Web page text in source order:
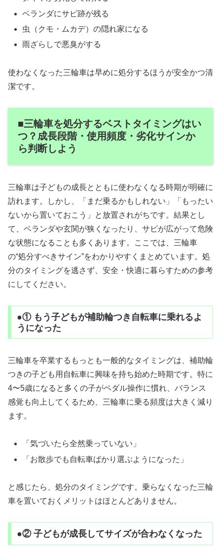
ベランダにサビ跡が残る
虫（クモ・ムカデ）の隠れ家になる
雨ざらしで悪臭がする
使わなくなった三輪車は早めに処分するほうが安全かつ清
潔です。
■三輪車を処分するベストタイミングはい
つ？成長段階・使用頻度・劣化サインか
ら判断しよう
三輪車は子どもの成長とともに使わなくなる時期が明確に
訪れます。しかし、「まだ乗るかもしれない」「もったい
ないから置いておこう」と放置されがちです。結果とし
て、ベランダや玄関が狭くなったり、サビが広がって危険
な状態になることも多くあります。ここでは、三輪車
の“処分すべきサイン”をわかりやすくまとめています。処
分のタイミングを逃さず、安全・快適に暮らすための参考
にしてください。
●① もう子どもが補助輪つき自転車に乗れるよ
うになった
三輪車を卒業するもっとも一般的なタイミングは、補助輪
つきの子ども用自転車に興味を持ち始めた時期です。特に
4〜5歳になると多くの子がペダル操作に慣れ、バランス
感覚も向上してくるため、三輪車に乗る頻度は大きく減り
ます。
「気づいたら全然乗っていない」
「お散歩でも自転車ばかり選ぶようになった」
と感じたら、処分のタイミングです。乗らなくなった三輪
車を置いておくメリットはほとんどありません。
●② 子どもが成長してサイズが合わなくなった